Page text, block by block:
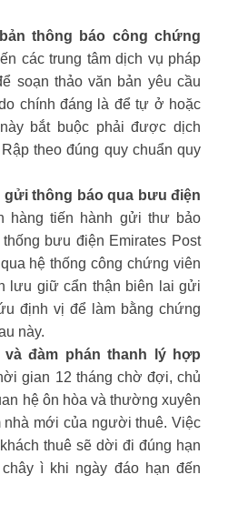
thông báo công chứng
các trung tâm dịch vụ pháp
soạn thảo văn bản yêu cầu
chính đáng là để tự ở hoặc
bắt buộc phải được dịch
theo đúng quy chuẩn quy
thông báo qua bưu điện
hàng tiến hành gửi thư bảo
bưu điện Emirates Post
hệ thống công chứng viên
lưu giữ cẩn thận biên lai gửi
định vị để làm bằng chứng
này.
đàm phán thanh lý hợp
gian 12 tháng chờ đợi, chủ
hệ ôn hòa và thường xuyên
nhà mới của người thuê. Việc
thuê sẽ dời đi đúng hạn
ì khi ngày đáo hạn đến